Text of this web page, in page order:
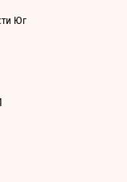
Юг